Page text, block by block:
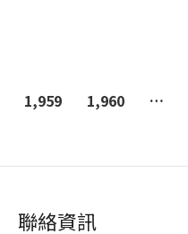
1,959 1,960 …
聯絡資訊